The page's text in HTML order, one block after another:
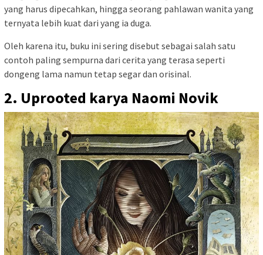
yang harus dipecahkan, hingga seorang pahlawan wanita yang
ternyata lebih kuat dari yang ia duga.
Oleh karena itu, buku ini sering disebut sebagai salah satu
contoh paling sempurna dari cerita yang terasa seperti
dongeng lama namun tetap segar dan orisinal.
2. Uprooted karya Naomi Novik